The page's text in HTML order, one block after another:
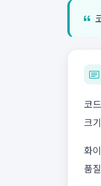
코
크
화
품